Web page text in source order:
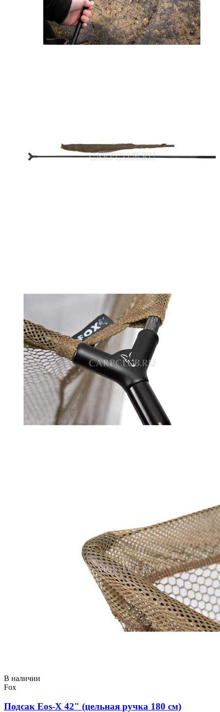
В наличии
Fox
Подсак Eos-X 42" (цельная ручка 180 см)